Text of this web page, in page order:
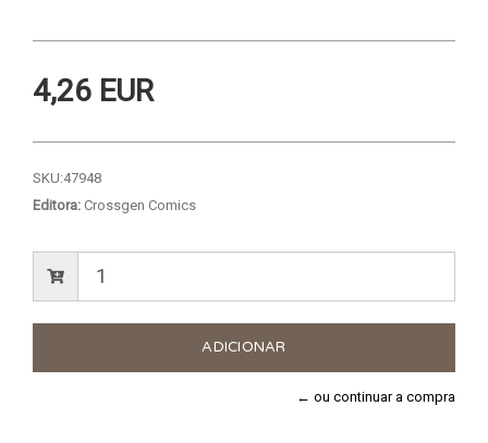
4,26 EUR
SKU:47948
Editora: Crossgen Comics
← ou continuar a compra